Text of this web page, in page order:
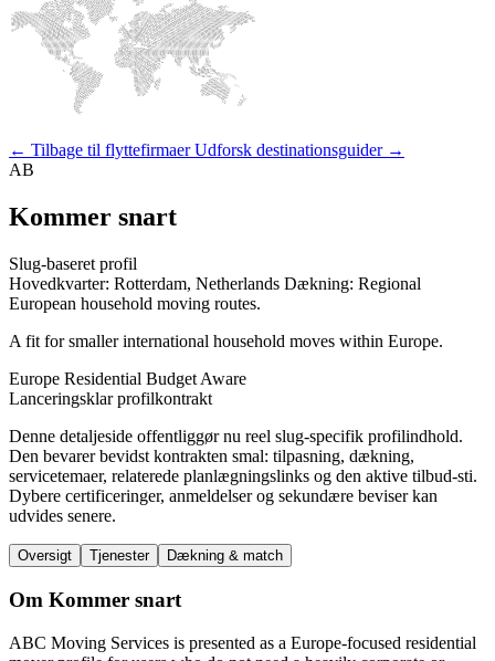
← Tilbage til flyttefirmaerUdforsk destinationsguider →
AB
Kommer snart
Slug-baseret profil
Hovedkvarter: Rotterdam, Netherlands Dækning: Regional
European household moving routes.
A fit for smaller international household moves within Europe.
Europe Residential Budget Aware
Lanceringsklar profilkontrakt
Denne detaljeside offentliggør nu reel slug-specifik profilindhold.
Den bevarer bevidst kontrakten smal: tilpasning, dækning,
servicetemaer, relaterede planlægningslinks og den aktive tilbud-sti.
Dybere certificeringer, anmeldelser og sekundære beviser kan
udvides senere.
Oversigt Tjenester Dækning & match
Om Kommer snart
ABC Moving Services is presented as a Europe-focused residential